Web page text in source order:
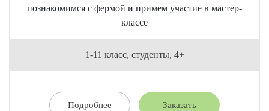
познакомимся с фермой и примем участие в мастер-
классе
1-11 класс, студенты, 4+
Подробнее Заказать